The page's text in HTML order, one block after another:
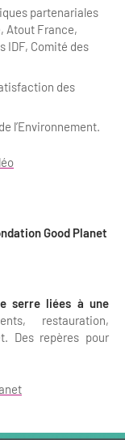
partenariales
Atout France,
IDF, Comité des
des
l’Environnement.
Good Planet
serre liées à une
restauration,
Des repères pour